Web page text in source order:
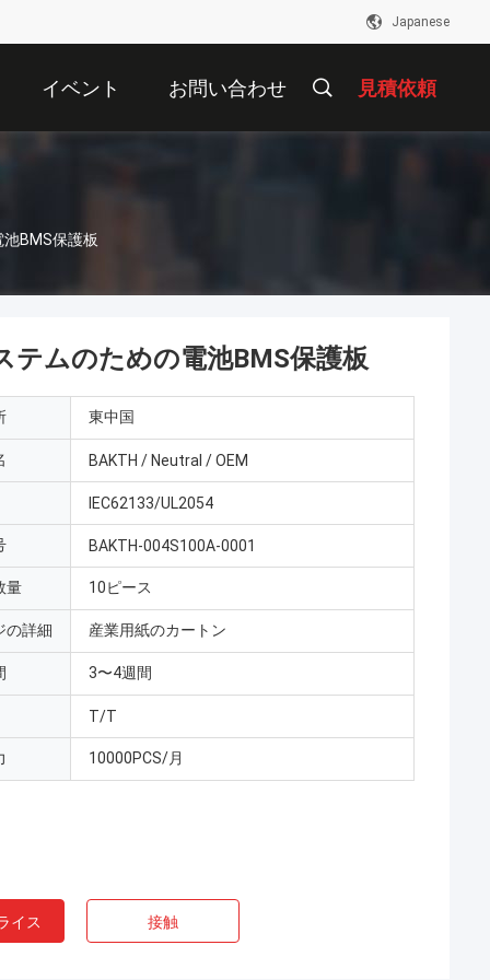
Japanese
イベント お問い合わせ 見積依頼
BMS保護板
テムのための電池BMS保護板
東中国
BAKTH / Neutral / OEM
IEC62133/UL2054
BAKTH-004S100A-0001
量 10ピース
の詳細 産業用紙のカートン
3〜4週間
T/T
10000PCS/月
イス 接触